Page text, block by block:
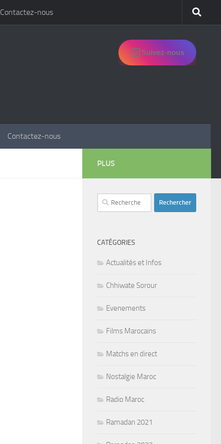
Contactez-nous
Suivez-nous
Contactez-nous
PLUS
Rechercher :
CATÉGORIES
Actualités et Infos
Chhiwate Sorour
Evenements
Films Marocains
Matchs en direct
Nostalgie Maroc
Radio Maroc
Ramadan 2021